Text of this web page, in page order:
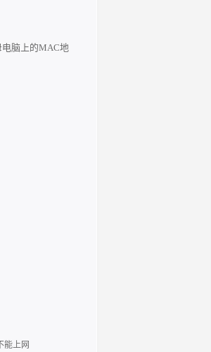
电脑上的MAC地
能上网